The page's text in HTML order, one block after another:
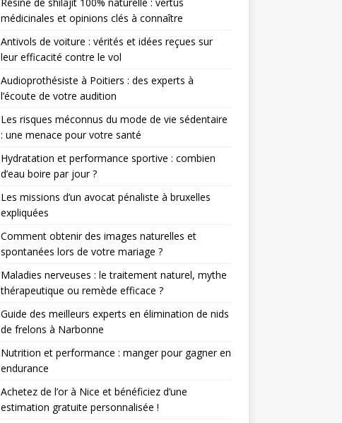
Résine de shilajit 100% naturelle : vertus
médicinales et opinions clés à connaître
Antivols de voiture : vérités et idées reçues sur
leur efficacité contre le vol
Audioprothésiste à Poitiers : des experts à
l’écoute de votre audition
Les risques méconnus du mode de vie sédentaire
: une menace pour votre santé
Hydratation et performance sportive : combien
d’eau boire par jour ?
Les missions d’un avocat pénaliste à bruxelles
expliquées
Comment obtenir des images naturelles et
spontanées lors de votre mariage ?
Maladies nerveuses : le traitement naturel, mythe
thérapeutique ou remède efficace ?
Guide des meilleurs experts en élimination de nids
de frelons à Narbonne
Nutrition et performance : manger pour gagner en
endurance
Achetez de l’or à Nice et bénéficiez d’une
estimation gratuite personnalisée !